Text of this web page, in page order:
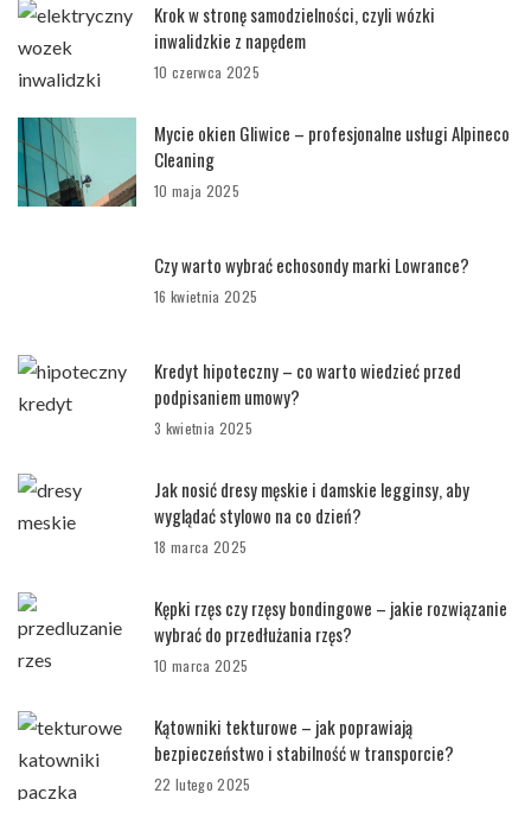
Krok w stronę samodzielności, czyli wózki
inwalidzkie z napędem
10 czerwca 2025
Mycie okien Gliwice – profesjonalne usługi Alpineco
Cleaning
10 maja 2025
Czy warto wybrać echosondy marki Lowrance?
16 kwietnia 2025
Kredyt hipoteczny – co warto wiedzieć przed
podpisaniem umowy?
3 kwietnia 2025
Jak nosić dresy męskie i damskie legginsy, aby
wyglądać stylowo na co dzień?
18 marca 2025
Kępki rzęs czy rzęsy bondingowe – jakie rozwiązanie
wybrać do przedłużania rzęs?
10 marca 2025
Kątowniki tekturowe – jak poprawiają
bezpieczeństwo i stabilność w transporcie?
22 lutego 2025